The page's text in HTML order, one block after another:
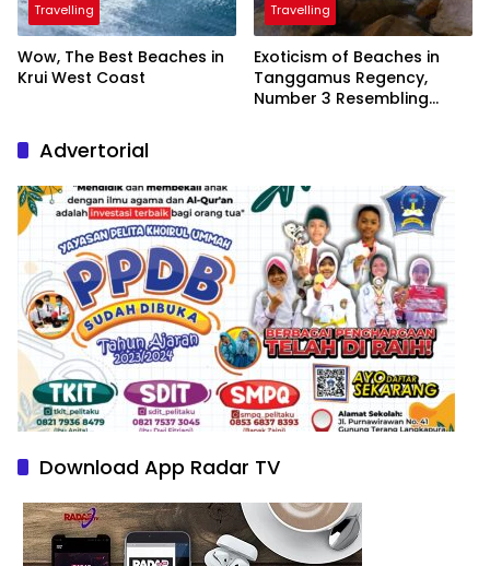
Travelling
Wow, The Best Beaches in
Krui West Coast
Travelling
Exoticism of Beaches in
Tanggamus Regency,
Number 3 Resembling
Advertorial
Download App Radar TV